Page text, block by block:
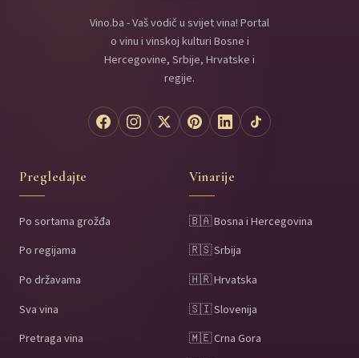
Vino.ba - Vaš vodič u svijet vina! Portal
o vinu i vinskoj kulturi Bosne i
Hercegovine, Srbije, Hrvatske i
regije.
Pregledajte
Po sortama grožđa
Po regijama
Po državama
Sva vina
Pretraga vina
Vinarije
🇧🇦 Bosna i Hercegovina
🇷🇸 Srbija
🇭🇷 Hrvatska
🇸🇮 Slovenija
🇲🇪 Crna Gora